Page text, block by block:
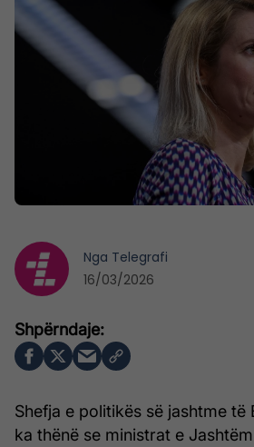
Shefja e politikës së jashtme të
ka thënë se ministrat e
Nga Telegrafi
16/03/2026